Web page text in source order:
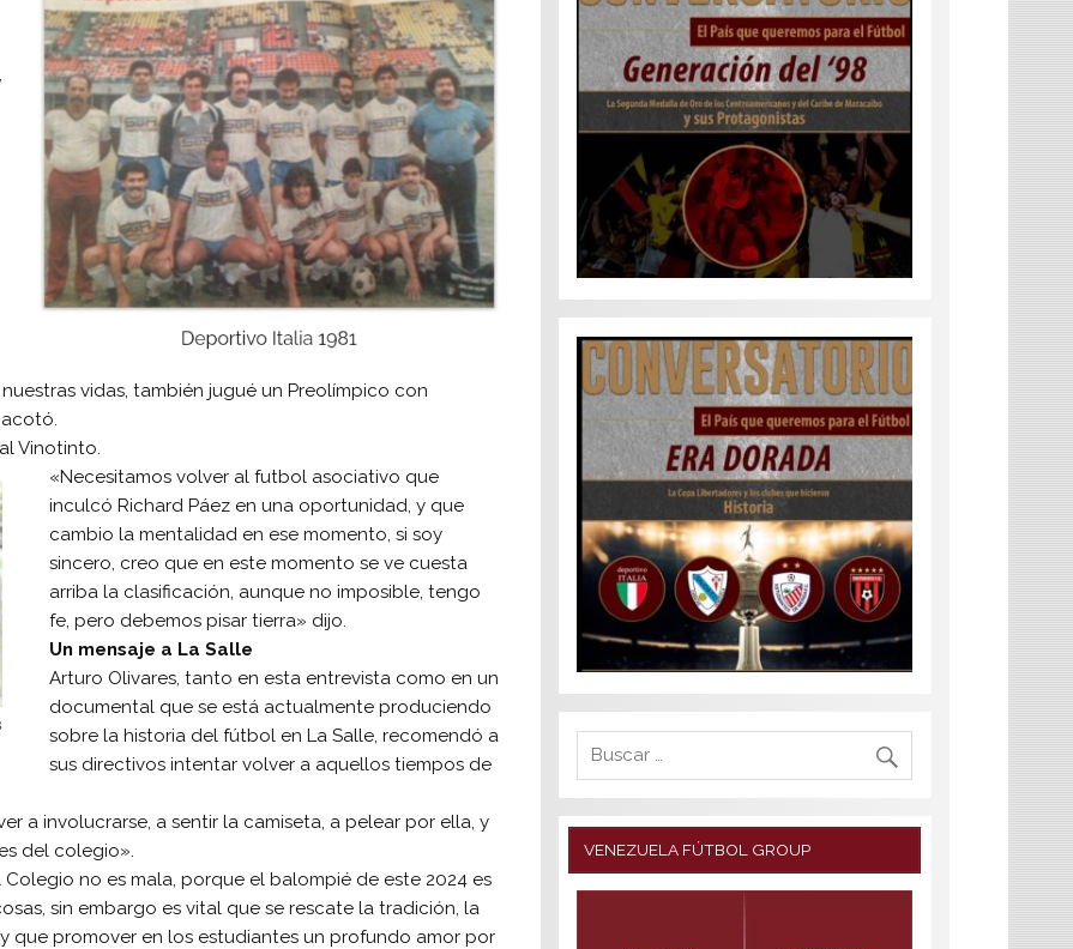
vidas, también jugué un Preolímpico con
Vinotinto.
«Necesitamos volver al futbol asociativo que
inculcó Richard Páez en una oportunidad, y que
cambio la mentalidad en ese momento, si soy
sincero, creo que en este momento se ve cuesta
arriba la clasificación, aunque no imposible, tengo
fe, pero debemos pisar tierra» dijo.
Un mensaje a La Salle
Arturo Olivares, tanto en esta entrevista como en un
documental que se está actualmente produciendo
sobre la historia del fútbol en La Salle, recomendó a
sus directivos intentar volver a aquellos tiempos de
a involucrarse, a sentir la camiseta, a pelear por ella, y
del colegio».
no es mala, porque el balompié de este 2024 es
sin embargo es vital que se rescate la tradición, la
que promover en los estudiantes un profundo amor por
VENEZUELA FÚTBOL GROUP